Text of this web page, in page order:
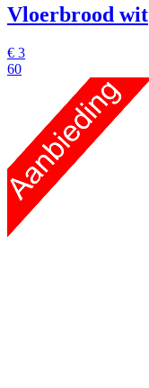
Vloerbrood wit
€ 3
60